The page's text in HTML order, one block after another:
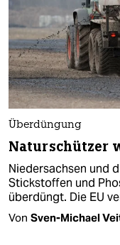
Überdüngung
Naturschützer
Niedersachsen und
Stickstoffen und
überdüngt. Die EU
Von Sven-Michael